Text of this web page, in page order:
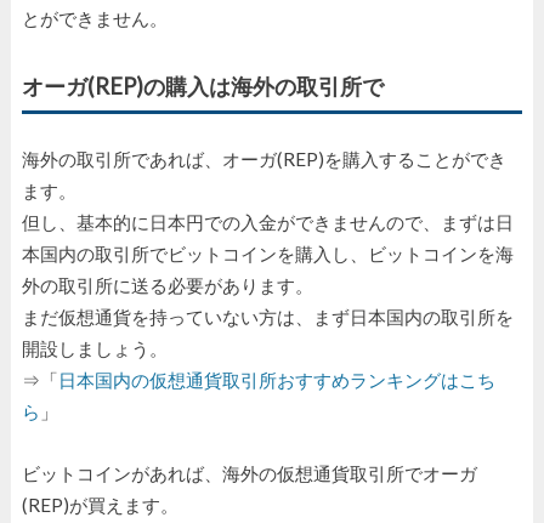
とができません。
オーガ(REP)の購入は海外の取引所で
海外の取引所であれば、オーガ(REP)を購入することができ
ます。
但し、基本的に日本円での入金ができませんので、まずは日
本国内の取引所でビットコインを購入し、ビットコインを海
外の取引所に送る必要があります。
まだ仮想通貨を持っていない方は、まず日本国内の取引所を
開設しましょう。
⇒「日本国内の仮想通貨取引所おすすめランキングはこち
ら 」
ビットコインがあれば、海外の仮想通貨取引所でオーガ
(REP)が買えます。